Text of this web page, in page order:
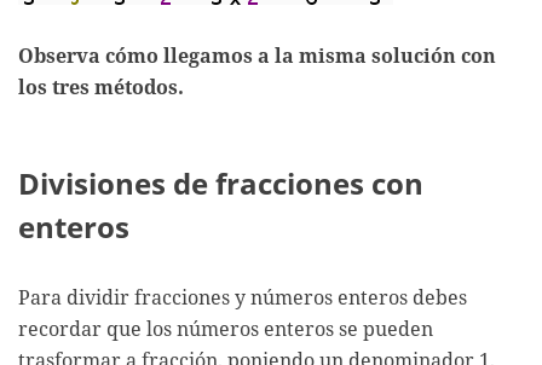
Observa cómo llegamos a la misma solución con
los tres métodos.
Divisiones de fracciones con
enteros
Para dividir fracciones y números enteros debes
recordar que los números enteros se pueden
trasformar a fracción, poniendo un denominador 1,